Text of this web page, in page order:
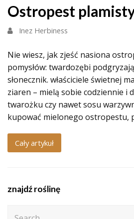
Ostropest
Inez Herbiness
Nie wiesz, jak zjeść nasiona
pomysłów: twardozębi
słonecznik. właściciele świetnej
ziaren – mielą sobie codziennie i
twarożku czy nawet sosu
kupować mielonego ostropestu,
Cały artykuł
znajdź roślinę